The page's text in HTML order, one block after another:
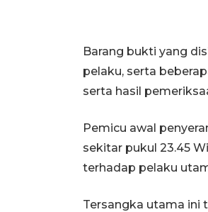
Barang bukti yang
pelaku, serta
serta hasil
Pemicu awal
sekitar pukul 23.45
terhadap pelaku
Tersangka utama ini